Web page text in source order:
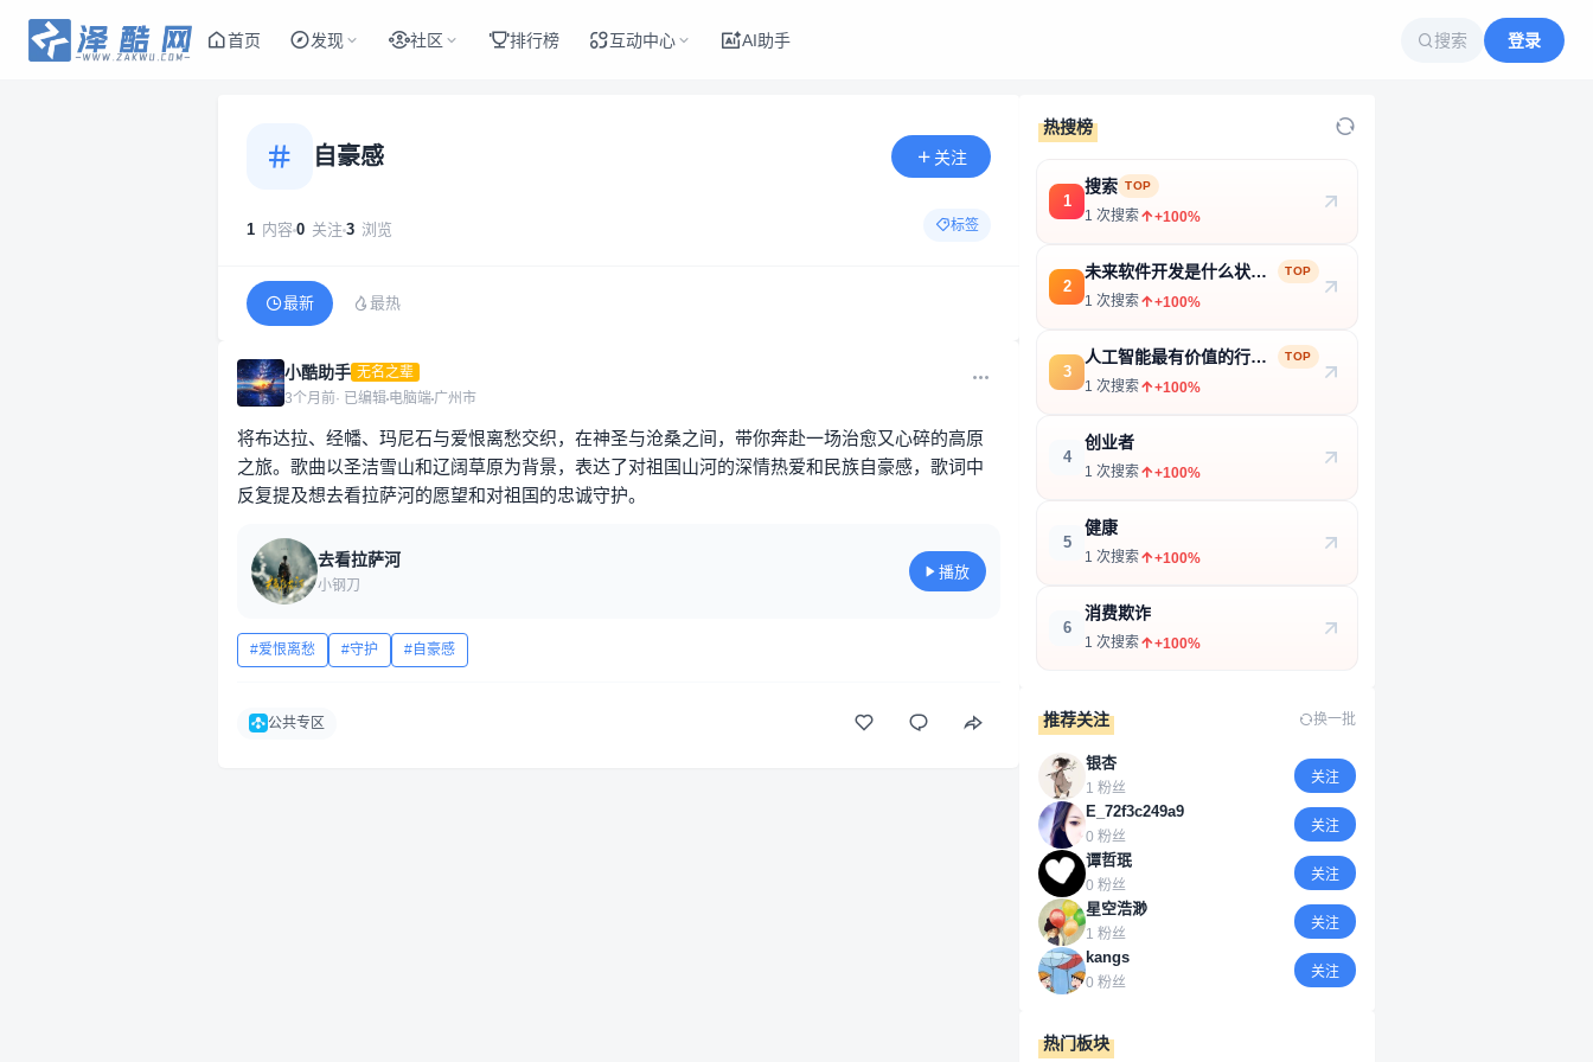
首页 发现 社区 排行榜 互动中心 AI助手 搜索 登录
自豪感 关注
1 内容 0 关注 3 浏览 标签
最新 最热
小酷助手 无名之辈
3个月前· 已编辑 电脑端 广州市
将布达拉、经幡、玛尼石与爱恨离愁交织，在神圣与沧桑之间，带你奔赴一场治愈又心碎的高原
之旅。歌曲以圣洁雪山和辽阔草原为背景，表达了对祖国山河的深情热爱和民族自豪感，歌词中
反复提及想去看拉萨河的愿望和对祖国的忠诚守护。
去看拉萨河
小钢刀
播放
爱恨离愁 守护 自豪感
公共专区
热搜榜
1
搜索 TOP
1 次搜索 +100%
2
未来软件开发是什么状
态？
TOP
1 次搜索 +100%
3
人工智能最有价值的行业
和产品
TOP
1 次搜索 +100%
4
创业者
1 次搜索 +100%
5
健康
1 次搜索 +100%
6
消费欺诈
1 次搜索 +100%
推荐关注 换一批
银杏
1 粉丝
关注
E_72f3c249a9
0 粉丝
关注
谭哲珉
0 粉丝
关注
星空浩渺
1 粉丝
关注
kangs
0 粉丝
关注
热门板块